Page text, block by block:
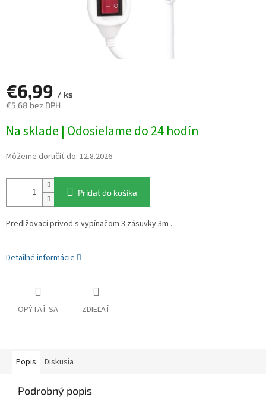
€6,99 / ks
€5,68 bez DPH
cena:
Na sklade | Odosielame do 24 hodín
Môžeme doručiť do: 12.8.2026
Pridať do košíka
Predlžovací prívod s vypínačom 3 zásuvky 3m .
Detailné informácie
OPÝTAŤ SA ZDIEĽAŤ
Popis Diskusia
Podrobný popis